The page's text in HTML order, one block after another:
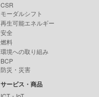
CSR
モーダルシフト
再生可能エネルギー
安全
燃料
環境への取り組み
BCP
防災・災害
サービス・商品